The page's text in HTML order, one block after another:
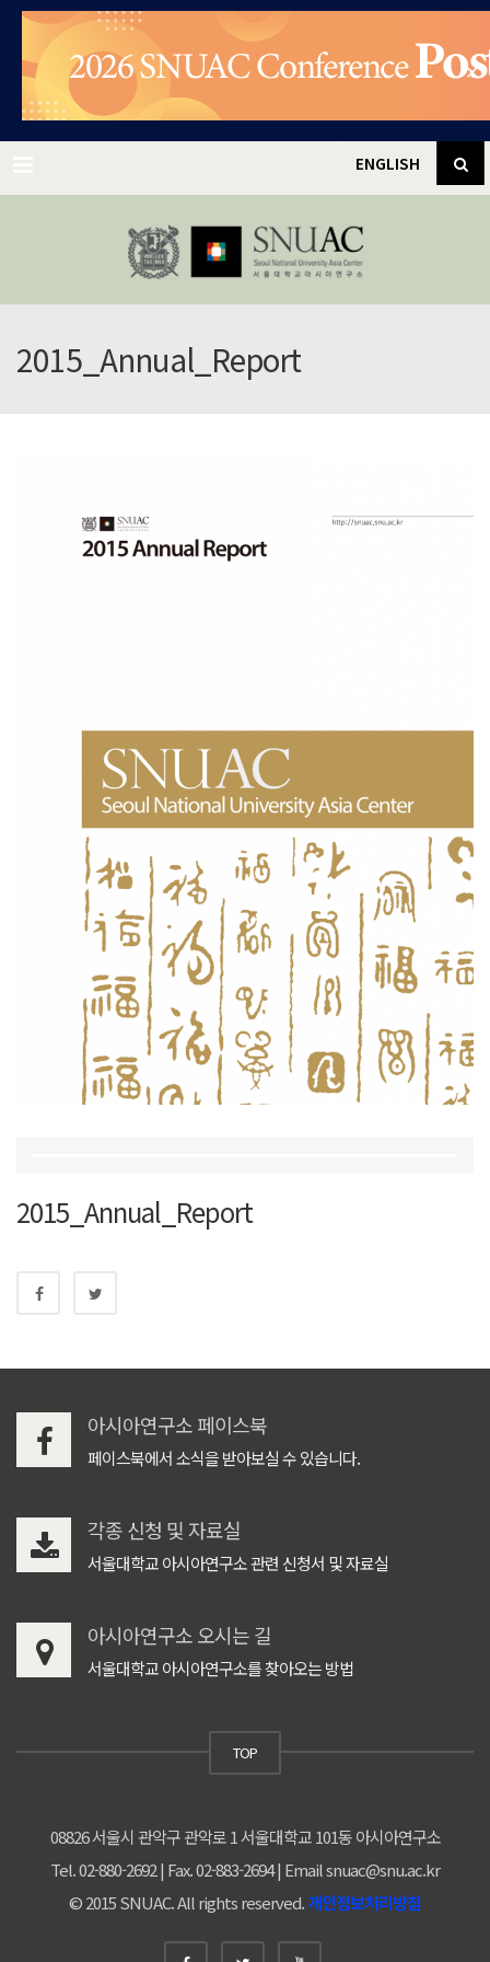
✕
ENGLISH
2015_Annual_Report
2015_Annual_Report
아시아연구소 페이스북
페이스북에서 소식을 받아보실 수 있습니다.
각종 신청 및 자료실
서울대학교 아시아연구소 관련 신청서 및 자료실
아시아연구소 오시는 길
서울대학교 아시아연구소를 찾아오는 방법
TOP
08826 서울시 관악구 관악로 1 서울대학교 101동 아시아연구소
Tel. 02-880-2692 | Fax. 02-883-2694 | Email snuac@snu.ac.kr
© 2015 SNUAC. All rights reserved.개인정보처리방침